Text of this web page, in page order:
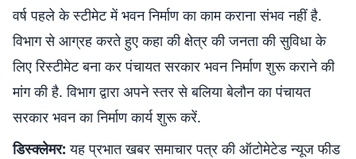
वर्ष पहले के स्टीमेट में भवन निर्माण का काम कराना संभव नहीं है.
विभाग से आग्रह करते हुए कहा की क्षेत्र की जनता की सुविधा के
लिए रिस्टीमेट बना कर पंचायत सरकार भवन निर्माण शुरू कराने की
मांग की है. विभाग द्वारा अपने स्तर से बलिया बेलौन का पंचायत
सरकार भवन का निर्माण कार्य शुरू करें.
डिस्क्लेमर: यह प्रभात खबर समाचार पत्र की ऑटोमेटेड न्यूज फीड